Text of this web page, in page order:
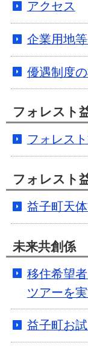
アクセス
企業用地
優遇制度
フォレスト
フォレス
フォレスト
益子町天
未来共創係
移住希望
ツアーを
益子町お